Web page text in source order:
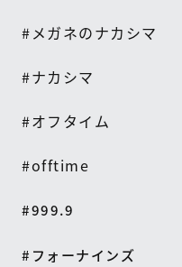
#メガネのナカシマ
#ナカシマ
#オフタイム
#offtime
#999.9
#フォーナインズ